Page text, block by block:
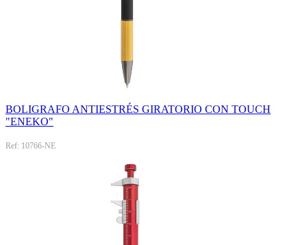
BOLIGRAFO ANTIESTRÉS GIRATORIO CON TOUCH
"ENEKO"
Ref: 10766-NE